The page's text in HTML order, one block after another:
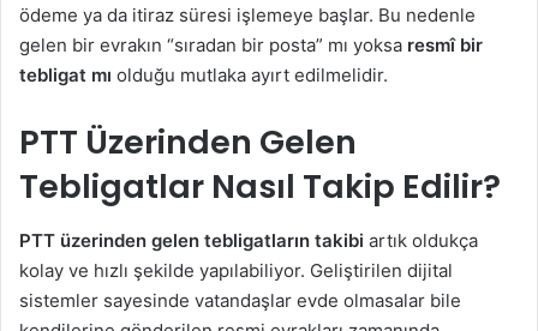
ödeme ya da itiraz süresi işlemeye başlar. Bu nedenle
gelen bir evrakın “sıradan bir posta” mı yoksa resmî bir
tebligat mı olduğu mutlaka ayırt edilmelidir.
PTT Üzerinden Gelen
Tebligatlar Nasıl Takip Edilir?
PTT üzerinden gelen tebligatların takibi artık oldukça
kolay ve hızlı şekilde yapılabiliyor. Geliştirilen dijital
sistemler sayesinde vatandaşlar evde olmasalar bile